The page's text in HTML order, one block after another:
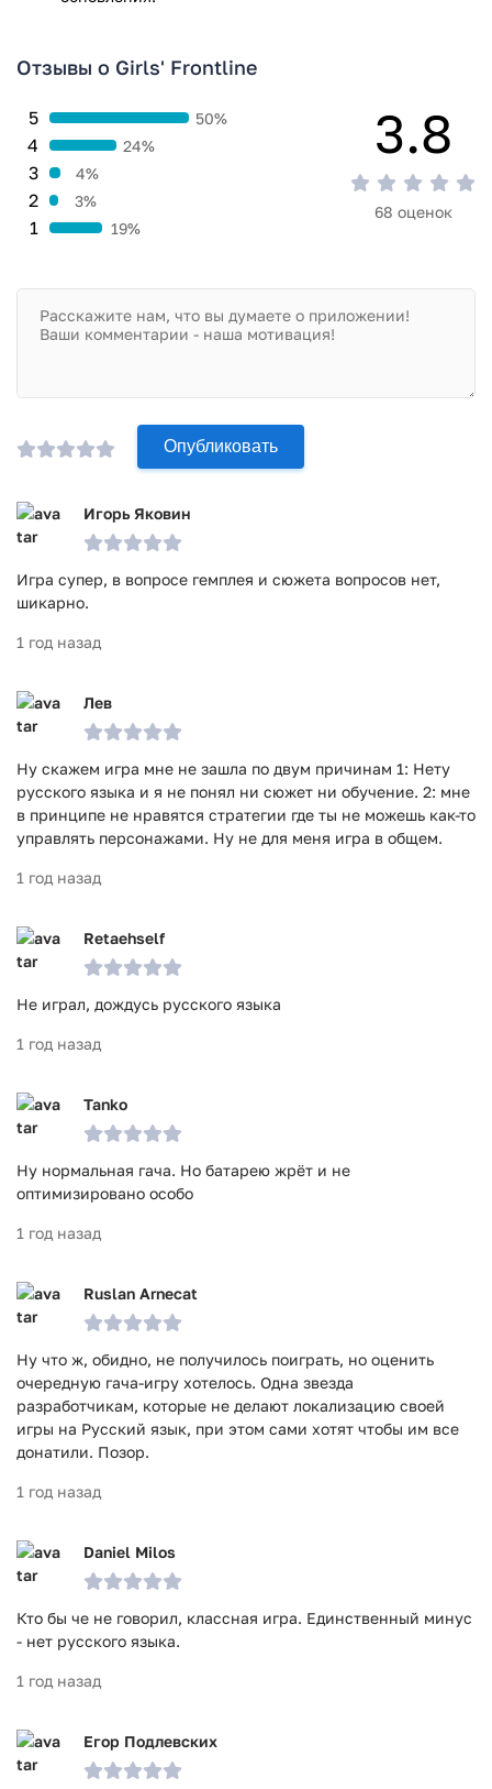
Отзывы о Girls' Frontline
1 19%
2 3%
3 4%
4 24%
5 50% 3.8
68 оценок
Опубликовать
Игорь Яковин
Игра супер, в вопросе гемплея и сюжета вопросов нет,
шикарно.
1 год назад
Лев
Ну скажем игра мне не зашла по двум причинам 1: Нету
русского языка и я не понял ни сюжет ни обучение. 2: мне
в принципе не нравятся стратегии где ты не можешь как-то
управлять персонажами. Ну не для меня игра в общем.
1 год назад
Retaehself
Не играл, дождусь русского языка
1 год назад
Tanko
Ну нормальная гача. Но батарею жрёт и не
оптимизировано особо
1 год назад
Ruslan Arnecat
Ну что ж, обидно, не получилось поиграть, но оценить
очередную гача-игру хотелось. Одна звезда
разработчикам, которые не делают локализацию своей
игры на Русский язык, при этом сами хотят чтобы им все
донатили. Позор.
1 год назад
Daniel Milos
Кто бы че не говорил, классная игра. Единственный минус
- нет русского языка.
1 год назад
Егор Подлевских